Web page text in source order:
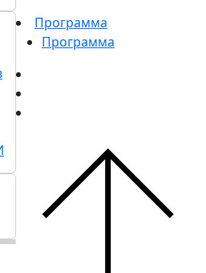
Программа
Программа